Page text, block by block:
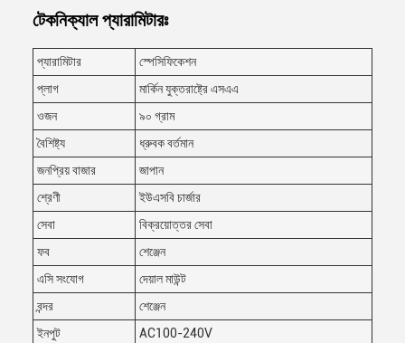
টেকনিক্যাল প্যারামিটারঃ
প্যারামিটার
স্পেসিফিকেশন
প্লাগ
মার্কিন যুক্তরাষ্ট্রে এসএএ
ওজন
৯০ গ্রাম
বৈশিষ্ট্য
ধ্রুবক বর্তমান
জনপ্রিয় বাজার
জাপান
শ্রেণী
ইউএসবি চার্জার
সেবা
বিক্রয়োত্তর সেবা
ফব
শেঞ্জেন
এসি সংযোগ
দেয়াল মাউন্ট
বন্দর
শেঞ্জেন
ইনপুট
AC100-240V